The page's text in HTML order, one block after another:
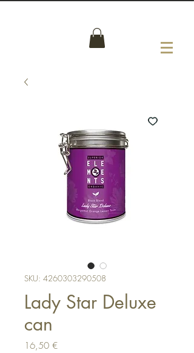
SKU: 4260303290508
Lady Star Deluxe
can
16,50 €Prezzo